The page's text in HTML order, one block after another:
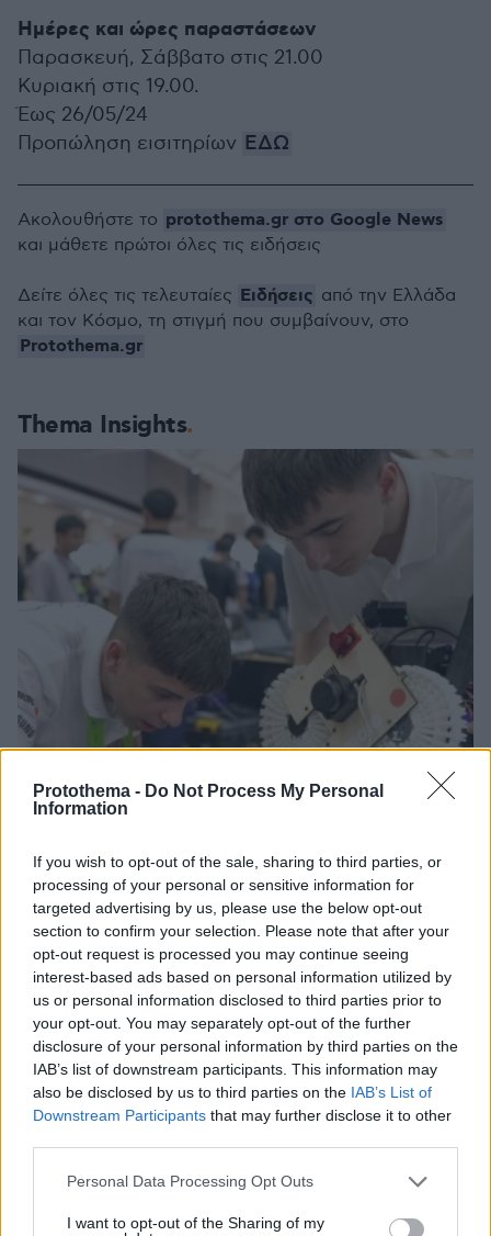
Protothema - Do Not Process My Personal
Information
If you wish to opt-out of the sale, sharing to third parties, or
processing of your personal or sensitive information for
targeted advertising by us, please use the below opt-out
section to confirm your selection. Please note that after your
opt-out request is processed you may continue seeing
interest-based ads based on personal information utilized by
us or personal information disclosed to third parties prior to
your opt-out. You may separately opt-out of the further
disclosure of your personal information by third parties on the
IAB’s list of downstream participants. This information may
also be disclosed by us to third parties on the IAB’s List of
Downstream Participants that may further disclose it to other
Please note that this website/app uses one or more Google
not limited to your visit or usage behaviour. You may click to
Personal Data Processing Opt Outs
I want to opt-out of the Sharing of my
Ημέρες και ώρες παραστάσεων
Παρασκευή, Σάββατο στις 21.00
Κυριακή στις 19.00.
Έως 26/05/24
Προπώληση εισιτηρίων ΕΔΩ
Thema Insights
Πώς μια απλή ιδέα εξελίχθηκε σε κορυφαίο θεσμό
ρομποτικής στην Ελλάδα
04.08.2026, 11:20
Από μαθητής, φοιτητής σε άλλη πόλη!
06.08.2026, 10:52
Επαγγελματική Εκπαίδευση & Εξειδίκευση: Το Mοντέλο που
σε Bάζει στην Aγορά Eργασίας
26.07.2026, 09:54
Ακολουθήστε το protothema.gr στο Google News
και μάθετε πρώτοι όλες τις ειδήσεις
Δείτε όλες τις τελευταίες Ειδήσεις από την Ελλάδα
και τον Κόσμο, τη στιγμή που συμβαίνουν, στο
Protothema.gr